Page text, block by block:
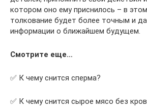
котором оно ему приснилось – в
толкование будет более точным и
информации о ближайшем будущем.
Смотрите еще…
✅ К чему снится сперма?
✅ К чему снится сырое мясо без